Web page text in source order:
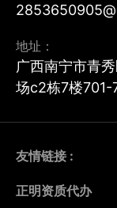
地址：
广西南宁市青
场c2栋7楼
友情链接 :
正明资质代办